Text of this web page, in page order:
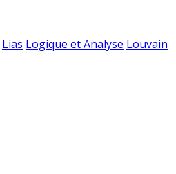
Lias Logique et Analyse Louvain